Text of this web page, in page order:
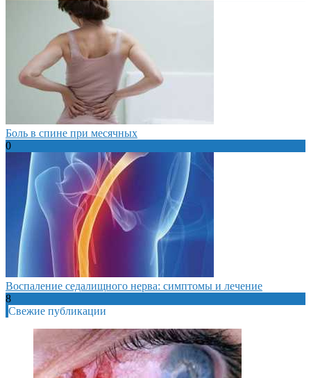
Боль в спине при месячных
0
Воспаление седалищного нерва: симптомы и лечение
8
Свежие публикации